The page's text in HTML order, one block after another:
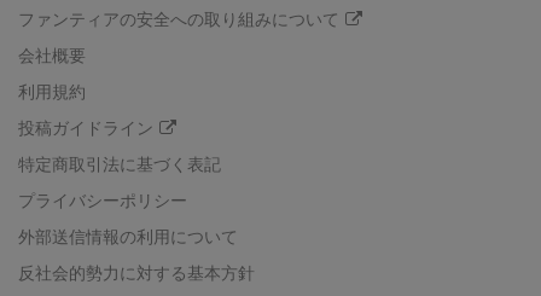
ファンティアの安全への取り組みについて
会社概要
利用規約
投稿ガイドライン
特定商取引法に基づく表記
プライバシーポリシー
外部送信情報の利用について
反社会的勢力に対する基本方針